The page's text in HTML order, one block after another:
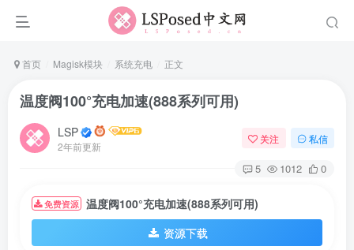
首页 Magisk模块 系统充电 正文
温度阀100°充电加速(888系列可用)
LSP
2年前更新
关注 私信
5 1012 0
免费资源 温度阀100°充电加速(888系列可用)
资源下载